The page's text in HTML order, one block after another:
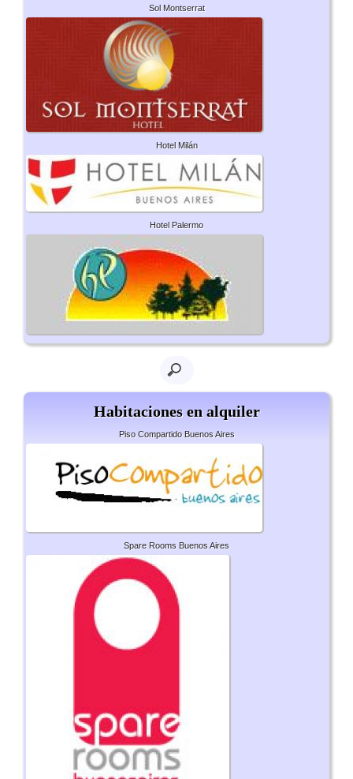
Sol Montserrat
Hotel Milán
Hotel Palermo
Habitaciones en alquiler
Piso Compartido Buenos Aires
Spare Rooms Buenos Aires